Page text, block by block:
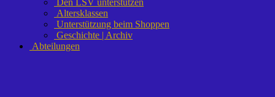
Den LSV unterstützen
Altersklassen
Unterstützung beim Shoppen
Geschichte | Archiv
Abteilungen